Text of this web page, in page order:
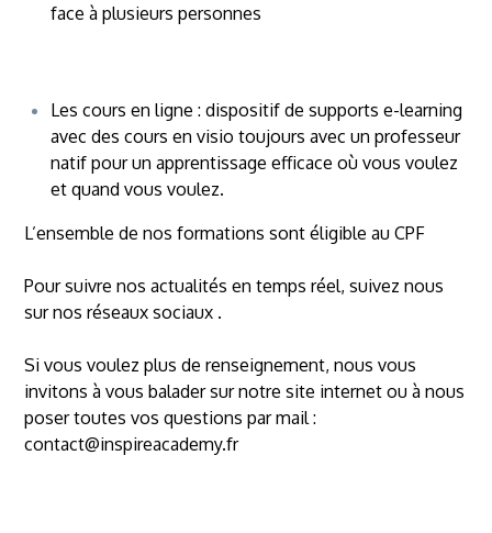
face à plusieurs personnes
Les cours en ligne : dispositif de supports e-learning
avec des cours en visio toujours avec un professeur
natif pour un apprentissage efficace où vous voulez
et quand vous voulez.
L’ensemble de nos formations sont éligible au CPF
Pour suivre nos actualités en temps réel, suivez nous
sur nos réseaux sociaux .
Si vous voulez plus de renseignement, nous vous
invitons à vous balader sur notre site internet ou à nous
poser toutes vos questions par mail :
contact@inspireacademy.fr